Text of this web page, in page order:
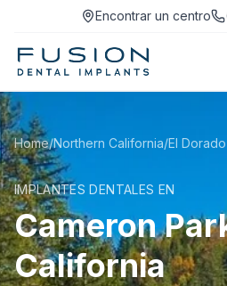
Encontrar un centro
Home/Northern California/El
IMPLANTES DENTALES EN
Cameron
California